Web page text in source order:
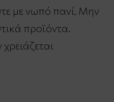
με νωπό πανί. Μην
προϊόντα.